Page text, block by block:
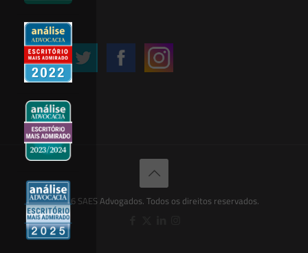
Siga-nos
© 2026 SAES Advogados. Todos os direitos reservados.